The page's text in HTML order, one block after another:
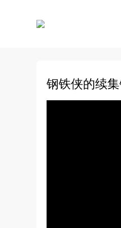
钢铁侠的续